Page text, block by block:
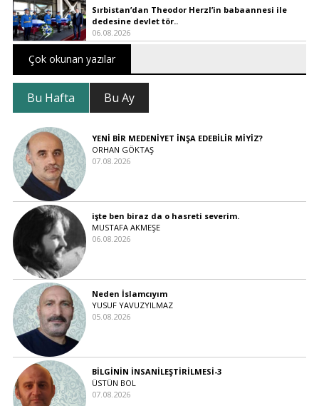
Sırbistan’dan Theodor Herzl’in babaannesi ile
dedesine devlet tör..
06.08.2026
Çok okunan yazılar
Bu Hafta Bu Ay
YENİ BİR MEDENİYET İNŞA EDEBİLİR MİYİZ?
ORHAN GÖKTAŞ
07.08.2026
işte ben biraz da o hasreti severim.
MUSTAFA AKMEŞE
06.08.2026
Neden İslamcıyım
YUSUF YAVUZYILMAZ
05.08.2026
BİLGİNİN İNSANİLEŞTİRİLMESİ-3
ÜSTÜN BOL
07.08.2026